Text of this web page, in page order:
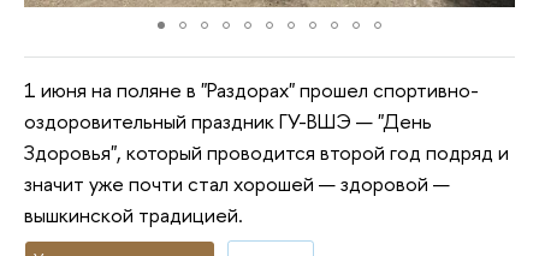
1 июня на поляне в "Раздорах" прошел спортивно-
оздоровительный праздник ГУ-ВШЭ — "День
Здоровья", который проводится второй год подряд и
значит уже почти стал хорошей — здоровой —
вышкинской традицией.